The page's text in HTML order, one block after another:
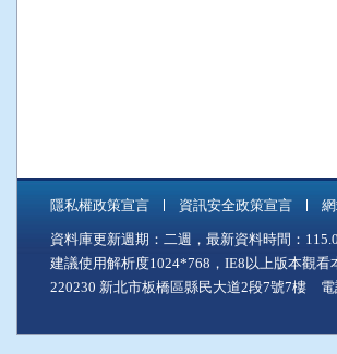
隱私權政策宣言 資訊安全政策宣言
資料庫更新週期：二週，最新資料時間：
建議使用解析度1024*768，IE8以上版本觀看
220230 新北市板橋區縣民大道2段7號7樓 電